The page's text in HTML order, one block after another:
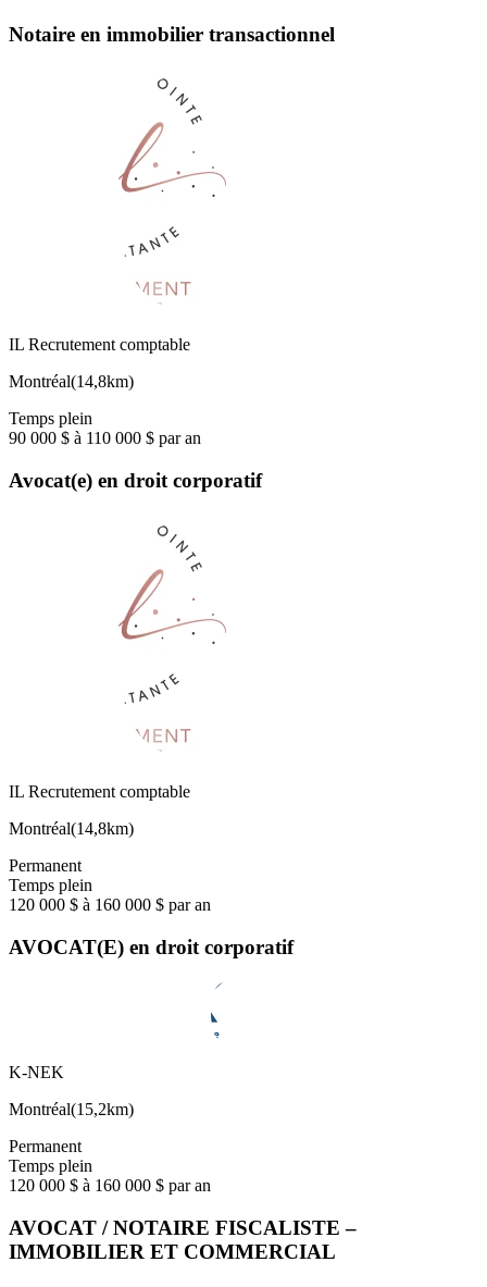
Notaire en immobilier transactionnel
IL Recrutement comptable
Montréal(14,8km)
Temps plein
90 000 $ à 110 000 $ par an
Avocat(e) en droit corporatif
IL Recrutement comptable
Montréal(14,8km)
Permanent
Temps plein
120 000 $ à 160 000 $ par an
AVOCAT(E) en droit corporatif
K-NEK
Montréal(15,2km)
Permanent
Temps plein
120 000 $ à 160 000 $ par an
AVOCAT / NOTAIRE FISCALISTE –
IMMOBILIER ET COMMERCIAL